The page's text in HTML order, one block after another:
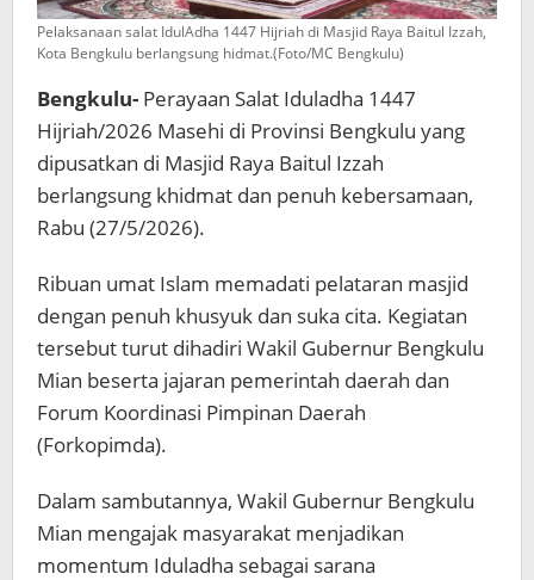
Pelaksanaan salat IdulAdha 1447 Hijriah di Masjid Raya Baitul Izzah,
Kota Bengkulu berlangsung hidmat.(Foto/MC Bengkulu)
Bengkulu- Perayaan Salat Iduladha 1447
Hijriah/2026 Masehi di Provinsi Bengkulu yang
dipusatkan di Masjid Raya Baitul Izzah
berlangsung khidmat dan penuh kebersamaan,
Rabu (27/5/2026).
Ribuan umat Islam memadati pelataran masjid
dengan penuh khusyuk dan suka cita. Kegiatan
tersebut turut dihadiri Wakil Gubernur Bengkulu
Mian beserta jajaran pemerintah daerah dan
Forum Koordinasi Pimpinan Daerah
(Forkopimda).
Dalam sambutannya, Wakil Gubernur Bengkulu
Mian mengajak masyarakat menjadikan
momentum Iduladha sebagai sarana